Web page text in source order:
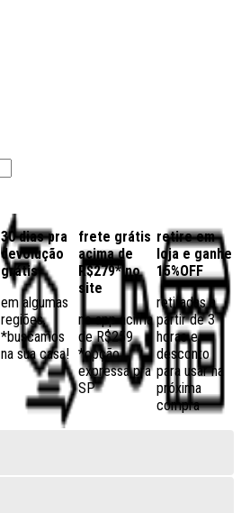
30 dias pra
devolução
grátis
em algumas
regiões,
*buscamos
na sua casa!
frete grátis
acima de
R$279* no
site
no app acima
de R$259
*opção
expressa pra
SP
retire em
loja e ganhe
15%OFF
retiradas a
partir de 3
horas e
desconto
para usar na
próxima
compra